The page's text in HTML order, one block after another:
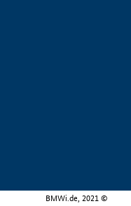
BMWi.de, 2021 ©